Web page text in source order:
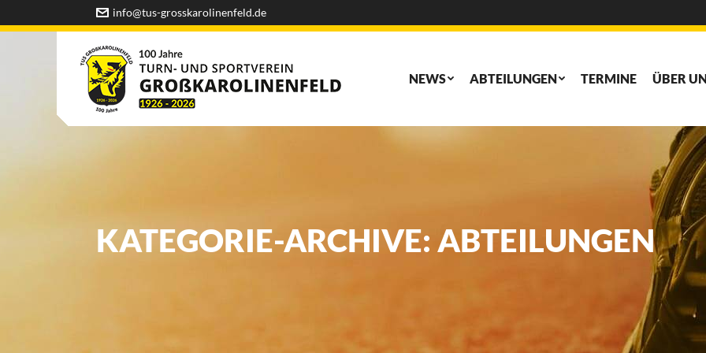
info@tus-grosskarolinenfeld.de
NEWS ABTEILUNGEN TERMINE ÜBER
KATEGORIE-ARCHIVE: ABTEILUNGEN